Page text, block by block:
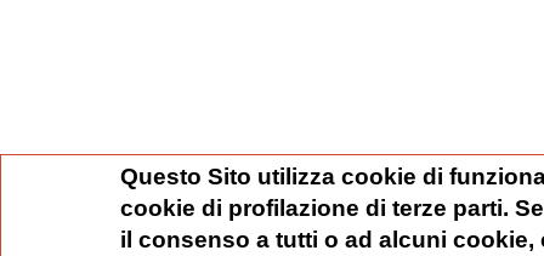
Questo Sito utilizza cookie di
cookie di profilazione di terze parti.
il consenso a tutti o ad alcuni